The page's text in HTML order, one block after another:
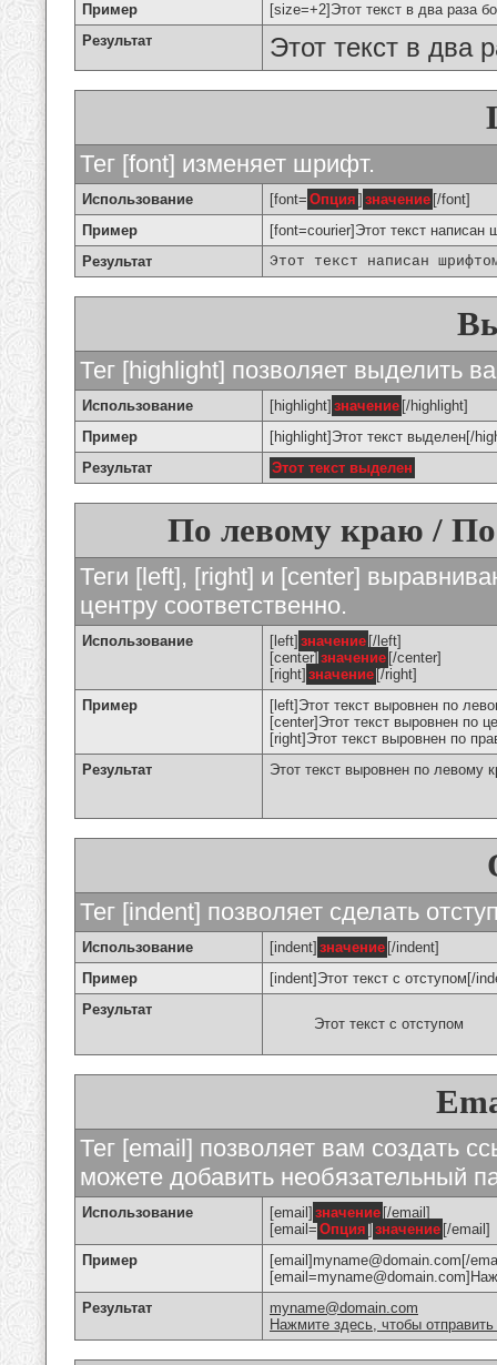
Пример
[size=+2]Этот текст в два раза
Результат
Этот текст в два
Тег [font] изменяет шрифт.
Использование [font= Опция ] значение [/font]
Пример
[font=courier]Этот текст
Результат
Этот текст написан
Тег [highlight] позволяет выделить
Использование [highlight] значение [/highlight]
Пример
[highlight]Этот текст выделен[/
Результат
Этот текст выделен
По левому краю /
Теги [left], [right] и [center]
центру соответственно.
Использование [left] значение [/left]
[center] значение [/center]
[right] значение [/right]
Пример
[left]Этот текст выровнен по
[center]Этот текст выровнен по
[right]Этот текст выровнен по
Результат
Этот текст выровнен по левому
Тег [indent] позволяет сделать
Использование [indent] значение [/indent]
Пример
[indent]Этот текст с отступом[/
Результат
Этот текст с отступом
Тег [email] позволяет вам создать
можете добавить необязательный
Использование [email] значение [/email]
[email= Опция ] значение [/email]
Пример
[email]myname@domain.com[/
Результат
myname@domain.com
Нажмите здесь, чтобы